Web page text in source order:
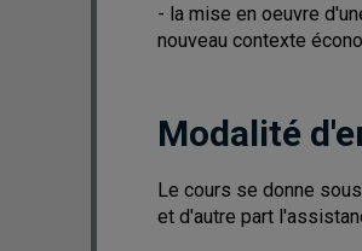
- la mise en oeuvre
nouveau contexte
Modalité
Le cours se donne
et d'autre part